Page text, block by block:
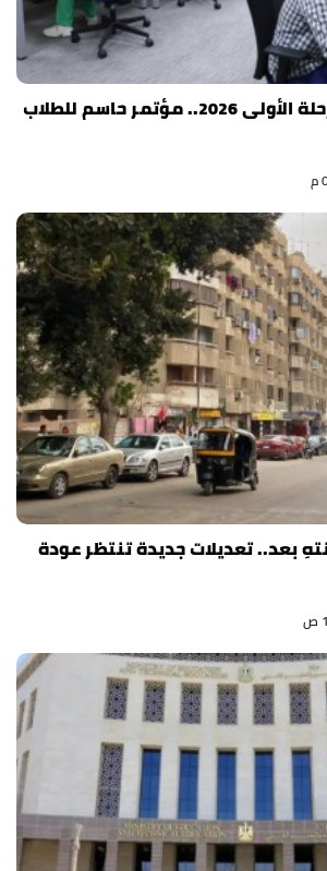
نتيجة تنسيق المرحلة الأولى 2026.. مؤتمر حاسم للطلاب
بعد.. تعديلات جديدة تنتظر عودة